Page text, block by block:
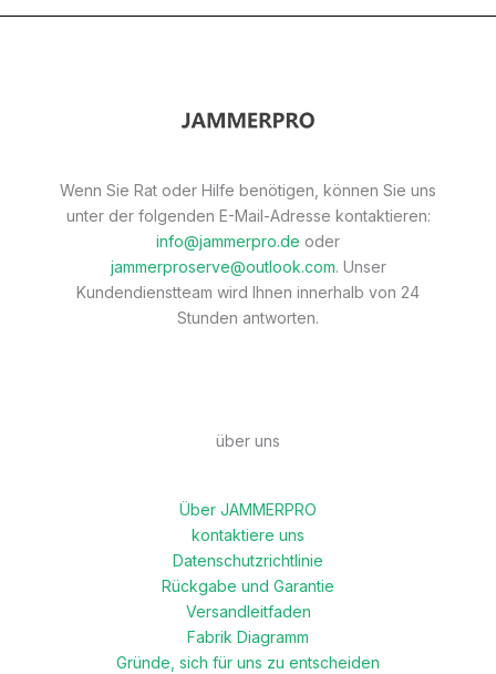
Wenn Sie Rat oder Hilfe benötigen, können Sie uns
unter der folgenden E-Mail-Adresse kontaktieren:
info@jammerpro.de oder
jammerproserve@outlook.com. Unser
Kundendienstteam wird Ihnen innerhalb von 24
Stunden antworten.
über uns
Über JAMMERPRO
kontaktiere uns
Datenschutzrichtlinie
Rückgabe und Garantie
Versandleitfaden
Fabrik Diagramm
Gründe, sich für uns zu entscheiden